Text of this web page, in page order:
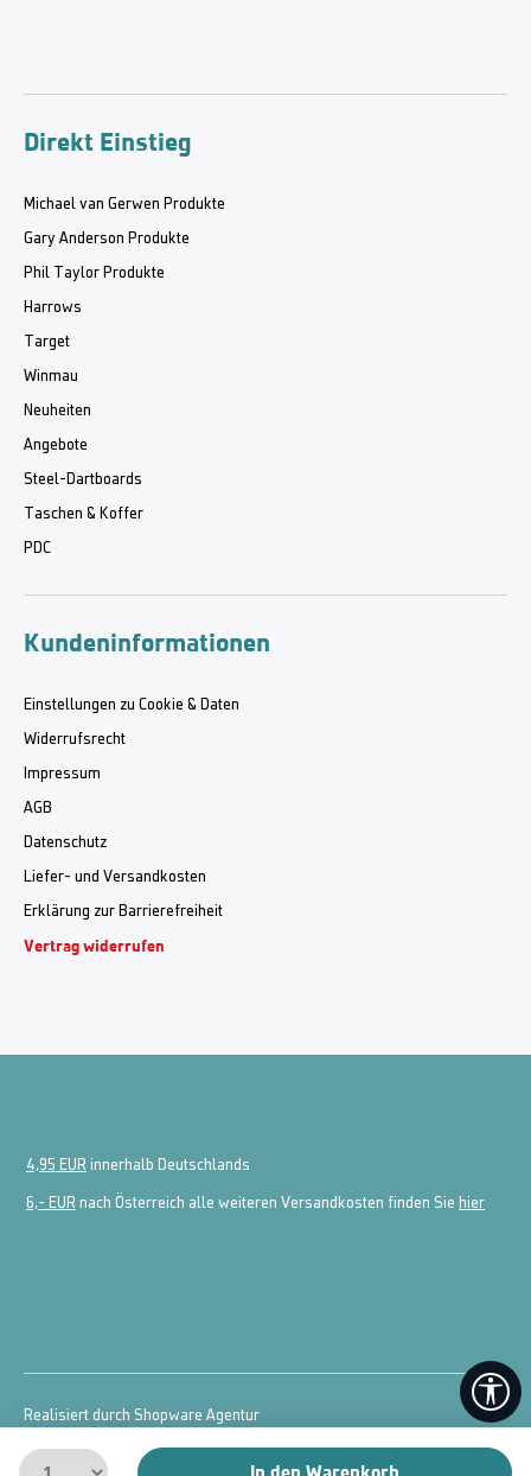
Direkt Einstieg
Michael van Gerwen Produkte
Gary Anderson Produkte
Phil Taylor Produkte
Harrows
Target
Winmau
Neuheiten
Angebote
Steel-Dartboards
Taschen & Koffer
PDC
Kundeninformationen
Einstellungen zu Cookie & Daten
Widerrufsrecht
Impressum
AGB
Datenschutz
Liefer- und Versandkosten
Erklärung zur Barrierefreiheit
Vertrag widerrufen
4,95 EUR innerhalb Deutschlands
6,- EUR nach Österreich alle weiteren Versandkosten finden Sie hier
© 2026 powered by
Realisiert durch Shopware Agentur